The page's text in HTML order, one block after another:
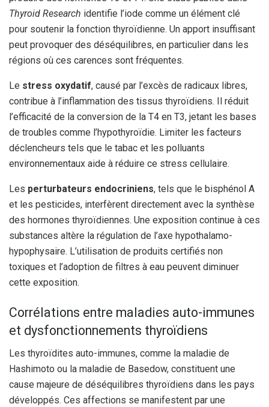
Thyroid Research identifie l’iode comme un élément clé
pour soutenir la fonction thyroïdienne. Un apport insuffisant
peut provoquer des déséquilibres, en particulier dans les
régions où ces carences sont fréquentes.
Le stress oxydatif, causé par l’excès de radicaux libres,
contribue à l’inflammation des tissus thyroïdiens. Il réduit
l’efficacité de la conversion de la T4 en T3, jetant les bases
de troubles comme l’hypothyroïdie. Limiter les facteurs
déclencheurs tels que le tabac et les polluants
environnementaux aide à réduire ce stress cellulaire.
Les perturbateurs endocriniens, tels que le bisphénol A
et les pesticides, interfèrent directement avec la synthèse
des hormones thyroïdiennes. Une exposition continue à ces
substances altère la régulation de l’axe hypothalamo-
hypophysaire. L’utilisation de produits certifiés non
toxiques et l’adoption de filtres à eau peuvent diminuer
cette exposition.
Corrélations entre maladies auto-immunes
et dysfonctionnements thyroïdiens
Les thyroïdites auto-immunes, comme la maladie de
Hashimoto ou la maladie de Basedow, constituent une
cause majeure de déséquilibres thyroïdiens dans les pays
développés. Ces affections se manifestent par une